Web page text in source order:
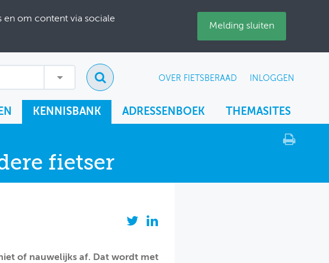
en om content via sociale
Melding sluiten
OVER FIETSBERAAD INLOGGEN
KENNISBANK ADRESSENBOEK THEMASITES
fietser
of nauwelijks af. Dat wordt met